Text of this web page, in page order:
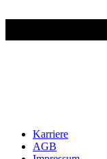
Karriere
AGB